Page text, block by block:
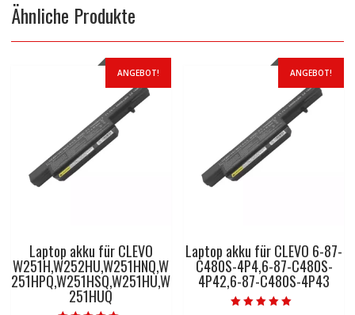
Ähnliche Produkte
ANGEBOT!
Laptop akku für CLEVO
W251H,W252HU,W251HNQ,W
251HPQ,W251HSQ,W251HU,W
251HUQ
ANGEBOT!
Laptop akku für CLEVO 6-87-
C480S-4P4,6-87-C480S-
4P42,6-87-C480S-4P43